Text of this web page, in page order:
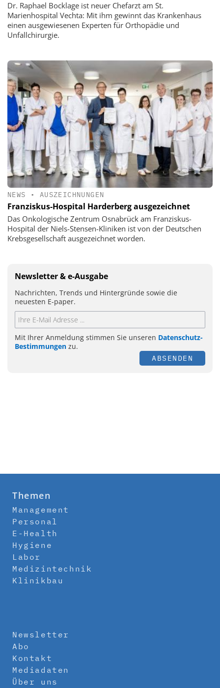
Dr. Raphael Bocklage ist neuer Chefarzt am St.
Marienhospital Vechta: Mit ihm gewinnt das Krankenhaus
einen ausgewiesenen Experten für Orthopädie und
Unfallchirurgie.
NEWS • AUSZEICHNUNGEN
Franziskus-Hospital Harderberg ausgezeichnet
Das Onkologische Zentrum Osnabrück am Franziskus-
Hospital der Niels-Stensen-Kliniken ist von der Deutschen
Krebsgesellschaft ausgezeichnet worden.
Newsletter & e-Ausgabe
Nachrichten, Trends und Hintergründe sowie die
neuesten E-paper.
Mit Ihrer Anmeldung stimmen Sie unseren Datenschutz-
Bestimmungen zu.
ABSENDEN
Themen
Management
Personal
E-Health
Hygiene
Labor
Medizintechnik
Klinikbau
Newsletter
Abo
Kontakt
Mediadaten
Über uns